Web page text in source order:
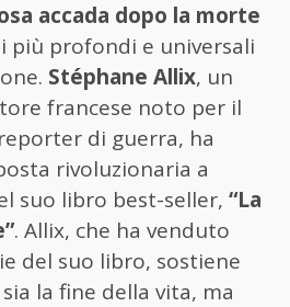
accada dopo la morte
più profondi e universali
Stéphane Allix, un
francese noto per il
di guerra, ha
rivoluzionaria a
suo libro best-seller, “La
. Allix, che ha venduto
del suo libro, sostiene
la fine della vita, ma